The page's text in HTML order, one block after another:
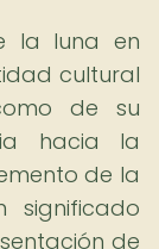
la luna en
cultural
de su
hacia la
de la
significado
de